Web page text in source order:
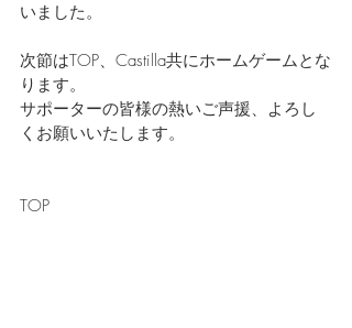
いました。
次節はTOP、Castilla共にホームゲームとな
ります。
サポーターの皆様の熱いご声援、よろし
くお願いいたします。
TOP